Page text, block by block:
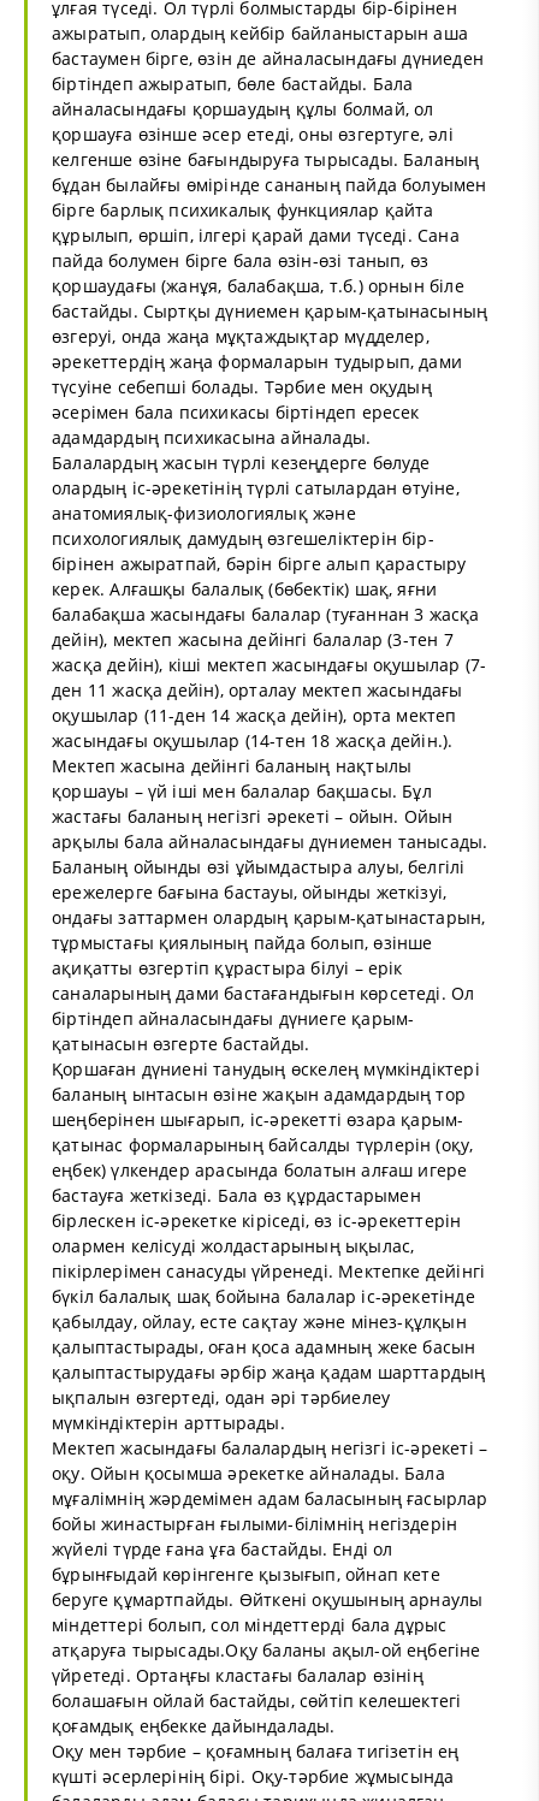
ұлғая түседі. Ол түрлі болмыстарды бір-бірінен
ажыратып, олардың кейбір байланыстарын аша
бастаумен бірге, өзін де айналасындағы дүниеден
біртіндеп ажыратып, бөле бастайды. Бала
айналасындағы қоршаудың құлы болмай, ол
қоршауға өзінше әсер етеді, оны өзгертуге, әлі
келгенше өзіне бағындыруға тырысады. Баланың
бұдан былайғы өмірінде сананың пайда болуымен
бірге барлық психикалық функциялар қайта
құрылып, өршіп, ілгері қарай дами түседі. Сана
пайда болумен бірге бала өзін-өзі танып, өз
қоршаудағы (жанұя, балабақша, т.б.) орнын біле
бастайды. Сыртқы дүниемен қарым-қатынасының
өзгеруі, онда жаңа мұқтаждықтар мүдделер,
әрекеттердің жаңа формаларын тудырып, дами
түсуіне себепші болады. Тәрбие мен оқудың
әсерімен бала психикасы біртіндеп ересек
адамдардың психикасына айналады.
Балалардың жасын түрлі кезеңдерге бөлуде
олардың іс-әрекетінің түрлі сатылардан өтуіне,
анатомиялық-физиологиялық және
психологиялық дамудың өзгешеліктерін бір-
бірінен ажыратпай, бәрін бірге алып қарастыру
керек. Алғашқы балалық (бөбектік) шақ, яғни
балабақша жасындағы балалар (туғаннан 3 жасқа
дейін), мектеп жасына дейінгі балалар (3-тен 7
жасқа дейін), кіші мектеп жасындағы оқушылар (7-
ден 11 жасқа дейін), орталау мектеп жасындағы
оқушылар (11-ден 14 жасқа дейін), орта мектеп
жасындағы оқушылар (14-тен 18 жасқа дейін.).
Мектеп жасына дейінгі баланың нақтылы
қоршауы – үй іші мен балалар бақшасы. Бұл
жастағы баланың негізгі әрекеті – ойын. Ойын
арқылы бала айналасындағы дүниемен танысады.
Баланың ойынды өзі ұйымдастыра алуы, белгілі
ережелерге бағына бастауы, ойынды жеткізуі,
ондағы заттармен олардың қарым-қатынастарын,
тұрмыстағы қиялының пайда болып, өзінше
ақиқатты өзгертіп құрастыра білуі – ерік
саналарының дами бастағандығын көрсетеді. Ол
біртіндеп айналасындағы дүниеге қарым-
қатынасын өзгерте бастайды.
Қоршаған дүниені танудың өскелең мүмкіндіктері
баланың ынтасын өзіне жақын адамдардың тор
шеңберінен шығарып, іс-әрекетті өзара қарым-
қатынас формаларының байсалды түрлерін (оқу,
еңбек) үлкендер арасында болатын алғаш игере
бастауға жеткізеді. Бала өз құрдастарымен
бірлескен іс-әрекетке кіріседі, өз іс-әрекеттерін
олармен келісуді жолдастарының ықылас,
пікірлерімен санасуды үйренеді. Мектепке дейінгі
бүкіл балалық шақ бойына балалар іс-әрекетінде
қабылдау, ойлау, есте сақтау және мінез-құлқын
қалыптастырады, оған қоса адамның жеке басын
қалыптастырудағы әрбір жаңа қадам шарттардың
ықпалын өзгертеді, одан әрі тәрбиелеу
мүмкіндіктерін арттырады.
Мектеп жасындағы балалардың негізгі іс-әрекеті –
оқу. Ойын қосымша әрекетке айналады. Бала
мұғалімнің жәрдемімен адам баласының ғасырлар
бойы жинастырған ғылыми-білімнің негіздерін
жүйелі түрде ғана ұға бастайды. Енді ол
бұрынғыдай көрінгенге қызығып, ойнап кете
беруге құмартпайды. Өйткені оқушының арнаулы
міндеттері болып, сол міндеттерді бала дұрыс
атқаруға тырысады.Оқу баланы ақыл-ой еңбегіне
үйретеді. Ортаңғы кластағы балалар өзінің
болашағын ойлай бастайды, сөйтіп келешектегі
қоғамдық еңбекке дайындалады.
Оқу мен тәрбие – қоғамның балаға тигізетін ең
күшті әсерлерінің бірі. Оқу-тәрбие жұмысында